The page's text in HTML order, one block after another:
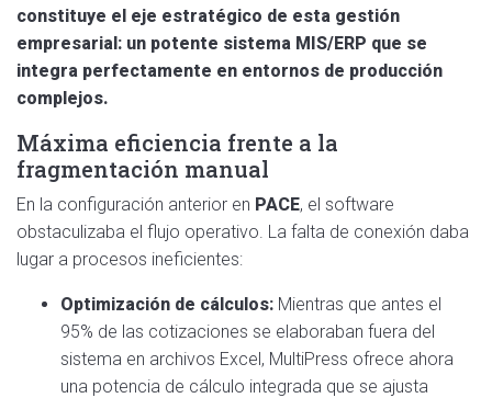
constituye el eje estratégico de esta gestión
empresarial: un potente sistema MIS/ERP que se
integra perfectamente en entornos de producción
complejos.
Máxima eficiencia frente a la
fragmentación manual
En la configuración anterior en PACE, el software
obstaculizaba el flujo operativo. La falta de conexión daba
lugar a procesos ineficientes:
Optimización de cálculos: Mientras que antes el
95% de las cotizaciones se elaboraban fuera del
sistema en archivos Excel, MultiPress ofrece ahora
una potencia de cálculo integrada que se ajusta